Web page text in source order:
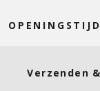
Verzenden